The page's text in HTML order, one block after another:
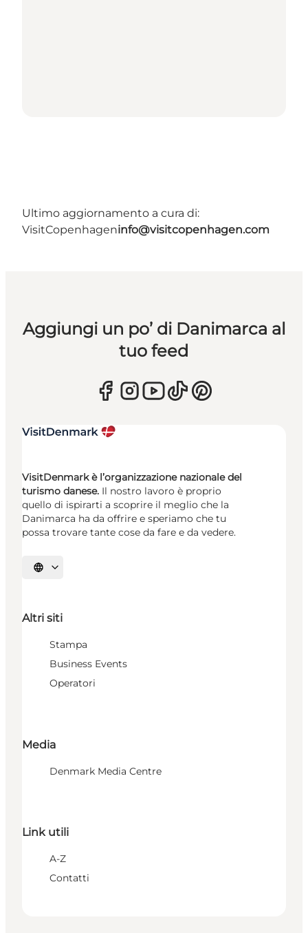
Ultimo aggiornamento a cura di:
VisitCopenhageninfo@visitcopenhagen.com
Aggiungi un po’ di Danimarca al
tuo feed
VisitDenmark è l’organizzazione nazionale del
turismo danese. Il nostro lavoro è proprio
quello di ispirarti a scoprire il meglio che la
Danimarca ha da offrire e speriamo che tu
possa trovare tante cose da fare e da vedere.
Seleziona la lingua
Altri siti
Stampa
Business Events
Operatori
Media
Denmark Media Centre
Link utili
A-Z
Contatti